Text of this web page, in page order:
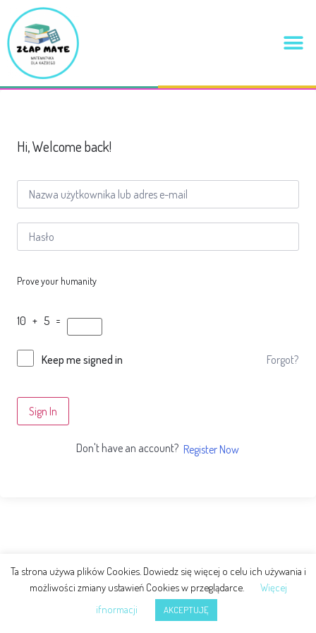
Hi, Welcome back!
Prove your humanity
10 + 5 =
Keep me signed in Forgot?
Sign In
Don't have an account? Register Now
Ta strona używa plików Cookies. Dowiedz się więcej o celu ich używania i
możliwości zmiany ustawień Cookies w przeglądarce.
Więcej
ifnormacji
AKCEPTUJĘ